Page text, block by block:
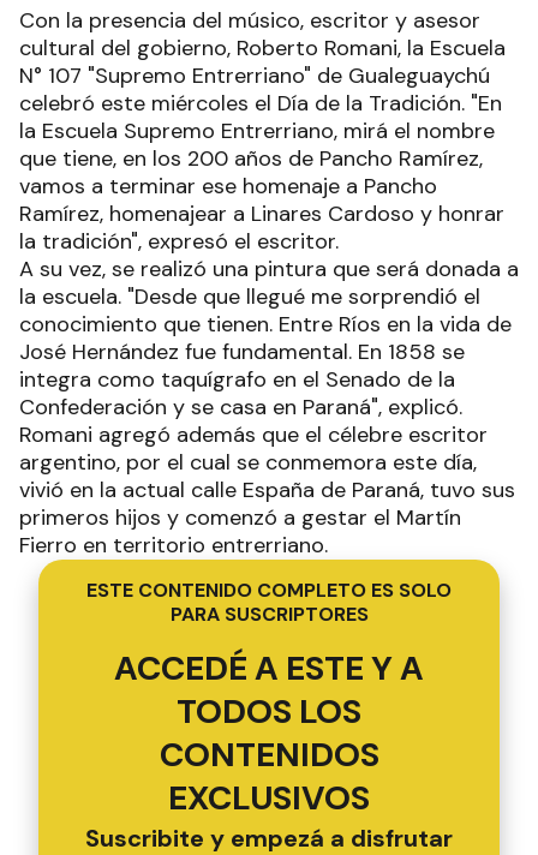
Con la presencia del músico, escritor y asesor
cultural del gobierno, Roberto Romani, la Escuela
N° 107 "Supremo Entrerriano" de Gualeguaychú
celebró este miércoles el Día de la Tradición. "En
la Escuela Supremo Entrerriano, mirá el nombre
que tiene, en los 200 años de Pancho Ramírez,
vamos a terminar ese homenaje a Pancho
Ramírez, homenajear a Linares Cardoso y honrar
la tradición", expresó el escritor.
A su vez, se realizó una pintura que será donada a
la escuela. "Desde que llegué me sorprendió el
conocimiento que tienen. Entre Ríos en la vida de
José Hernández fue fundamental. En 1858 se
integra como taquígrafo en el Senado de la
Confederación y se casa en Paraná", explicó.
Romani agregó además que el célebre escritor
argentino, por el cual se conmemora este día,
vivió en la actual calle España de Paraná, tuvo sus
primeros hijos y comenzó a gestar el Martín
Fierro en territorio entrerriano.
ESTE CONTENIDO COMPLETO ES SOLO
PARA SUSCRIPTORES
ACCEDÉ A ESTE Y A
TODOS LOS
CONTENIDOS
EXCLUSIVOS
Suscribite y empezá a disfrutar